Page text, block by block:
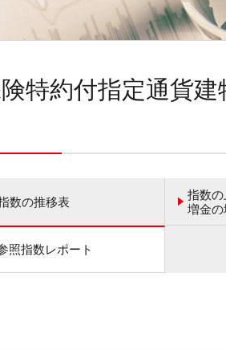
特約付指定通貨建
数の推移表
指数
増金
照指数レポート